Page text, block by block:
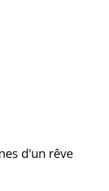
d'un rêve